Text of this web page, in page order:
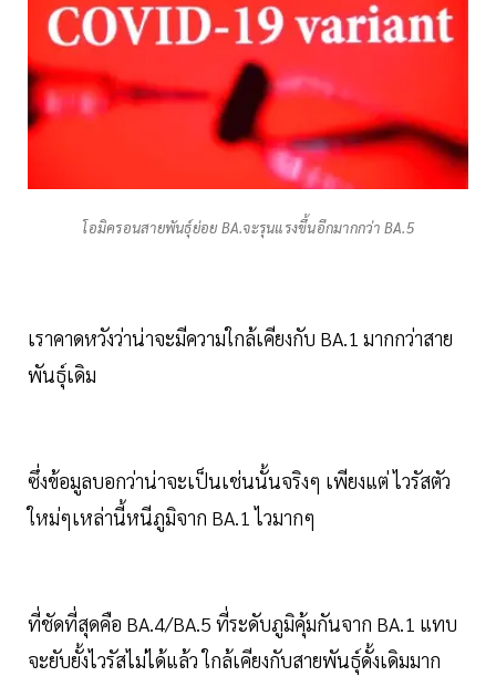
โอมิครอนสายพันธุ์ย่อย BA.จะรุนแรงขึ้นอีกมากกว่า BA.5
เราคาดหวังว่าน่าจะมีความใกล้เคียงกับ BA.1 มากกว่าสาย
พันธุ์เดิม
ซึ่งข้อมูลบอกว่าน่าจะเป็นเช่นนั้นจริงๆ เพียงแต่ ไวรัสตัว
ใหม่ๆเหล่านี้หนีภูมิจาก BA.1 ไวมากๆ
ที่ชัดที่สุดคือ BA.4/BA.5 ที่ระดับภูมิคุ้มกันจาก BA.1 แทบ
จะยับยั้งไวรัสไม่ได้แล้ว ใกล้เคียงกับสายพันธุ์ดั้งเดิมมาก